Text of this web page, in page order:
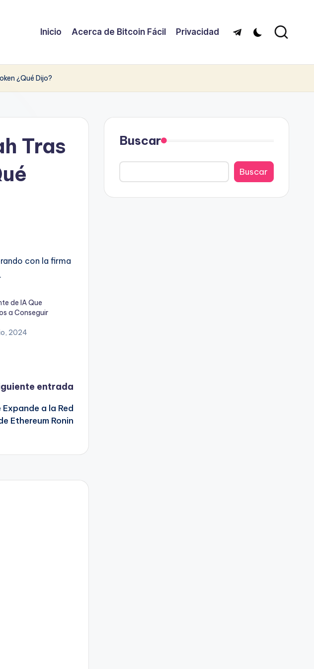
Inicio Acerca de Bitcoin Fácil Privacidad Telegram
¿Qué Dijo?
Tras
con la firma
de IA Que
a Conseguir
2024
entrada
Expande a la Red
Ethereum Ronin
Buscar
Buscar